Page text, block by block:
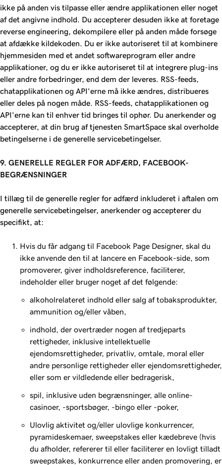
ikke på anden vis tilpasse eller ændre applikationen eller noget
af det angivne indhold. Du accepterer desuden ikke at foretage
reverse engineering, dekompilere eller på anden måde forsøge
at afdække kildekoden. Du er ikke autoriseret til at kombinere
hjemmesiden med et andet softwareprogram eller andre
applikationer, og du er ikke autoriseret til at integrere plug-ins
eller andre forbedringer, end dem der leveres. RSS-feeds,
chatapplikationen og API'erne må ikke ændres, distribueres
eller deles på nogen måde. RSS-feeds, chatapplikationen og
API'erne kan til enhver tid bringes til ophør. Du anerkender og
accepterer, at din brug af tjenesten SmartSpace skal overholde
betingelserne i de generelle servicebetingelser.
9. GENERELLE REGLER FOR ADFÆRD, FACEBOOK-
BEGRÆNSNINGER
I tillæg til de generelle regler for adfærd inkluderet i aftalen om
generelle servicebetingelser, anerkender og accepterer du
specifikt, at:
Hvis du får adgang til Facebook Page Designer, skal du
ikke anvende den til at lancere en Facebook-side, som
promoverer, giver indholdsreference, faciliterer,
indeholder eller bruger noget af det følgende:
alkoholrelateret indhold eller salg af tobaksprodukter,
ammunition og/eller våben,
indhold, der overtræder nogen af tredjeparts
rettigheder, inklusive intellektuelle
ejendomsrettigheder, privatliv, omtale, moral eller
andre personlige rettigheder eller ejendomsrettigheder,
eller som er vildledende eller bedragerisk,
spil, inklusive uden begrænsninger, alle online-
casinoer, -sportsbøger, -bingo eller -poker,
Ulovlig aktivitet og/eller ulovlige konkurrencer,
pyramideskemaer, sweepstakes eller kædebreve (hvis
du afholder, refererer til eller faciliterer en lovligt tilladt
sweepstakes, konkurrence eller anden promovering, er